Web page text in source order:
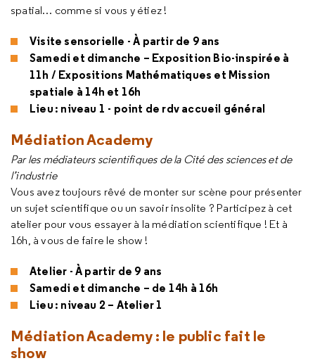
spatial… comme si vous y étiez !
Visite sensorielle - À partir de 9 ans
Samedi et dimanche – Exposition Bio-inspirée à
11h / Expositions Mathématiques et Mission
spatiale à 14h et 16h
Lieu : niveau 1 - point de rdv accueil général
Médiation Academy
Par les médiateurs scientifiques de la Cité des sciences et de
l’industrie
Vous avez toujours rêvé de monter sur scène pour présenter
un sujet scientifique ou un savoir insolite ? Participez à cet
atelier pour vous essayer à la médiation scientifique ! Et à
16h, à vous de faire le show !
Atelier - À partir de 9 ans
Samedi et dimanche – de 14h à 16h
Lieu : niveau 2 – Atelier 1
Médiation Academy : le public fait le
show